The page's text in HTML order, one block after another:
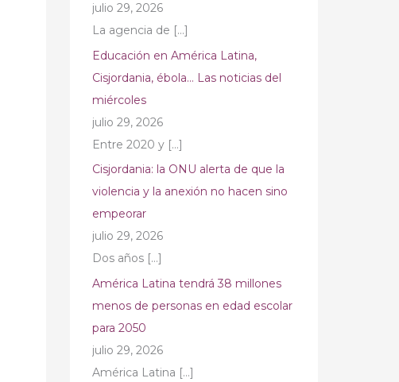
julio 29, 2026
La agencia de […]
Educación en América Latina,
Cisjordania, ébola… Las noticias del
miércoles
julio 29, 2026
Entre 2020 y […]
Cisjordania: la ONU alerta de que la
violencia y la anexión no hacen sino
empeorar
julio 29, 2026
Dos años […]
América Latina tendrá 38 millones
menos de personas en edad escolar
para 2050
julio 29, 2026
América Latina […]